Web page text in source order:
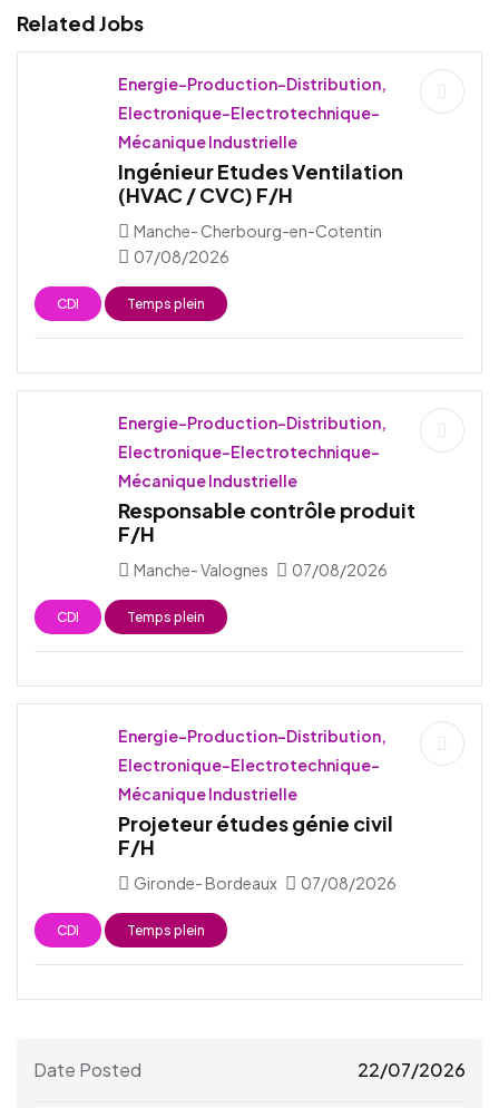
Related Jobs
Energie-Production-Distribution,
Electronique-Electrotechnique-
Mécanique Industrielle
Ingénieur Etudes Ventilation
(HVAC / CVC) F/H
Manche- Cherbourg-en-Cotentin
07/08/2026
CDI Temps plein
Energie-Production-Distribution,
Electronique-Electrotechnique-
Mécanique Industrielle
Responsable contrôle produit
F/H
Manche- Valognes 07/08/2026
CDI Temps plein
Energie-Production-Distribution,
Electronique-Electrotechnique-
Mécanique Industrielle
Projeteur études génie civil
F/H
Gironde- Bordeaux 07/08/2026
CDI Temps plein
Date Posted 22/07/2026